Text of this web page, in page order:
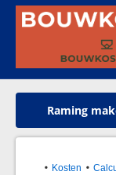
Raming
Kosten